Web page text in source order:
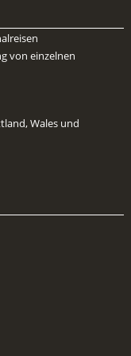
von einzelnen
Wales und